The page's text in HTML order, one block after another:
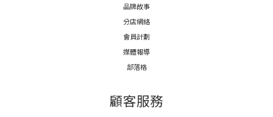
品牌故事
分店網絡
會員計劃
媒體報導
部落格
顧客服務